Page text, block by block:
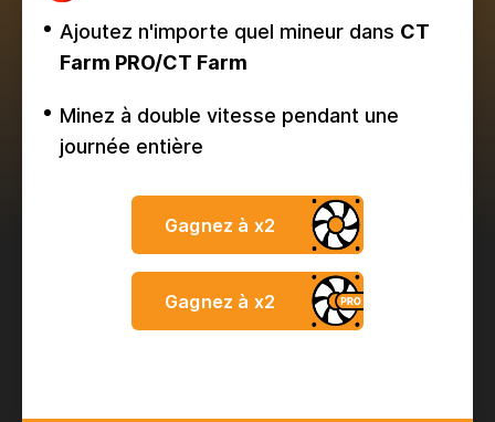
Ajoutez n'importe quel mineur dans CT
Farm PRO/CT Farm
Minez à double vitesse pendant une
journée entière
Gagnez à x2
Gagnez à x2